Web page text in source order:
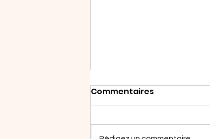
Commentaires